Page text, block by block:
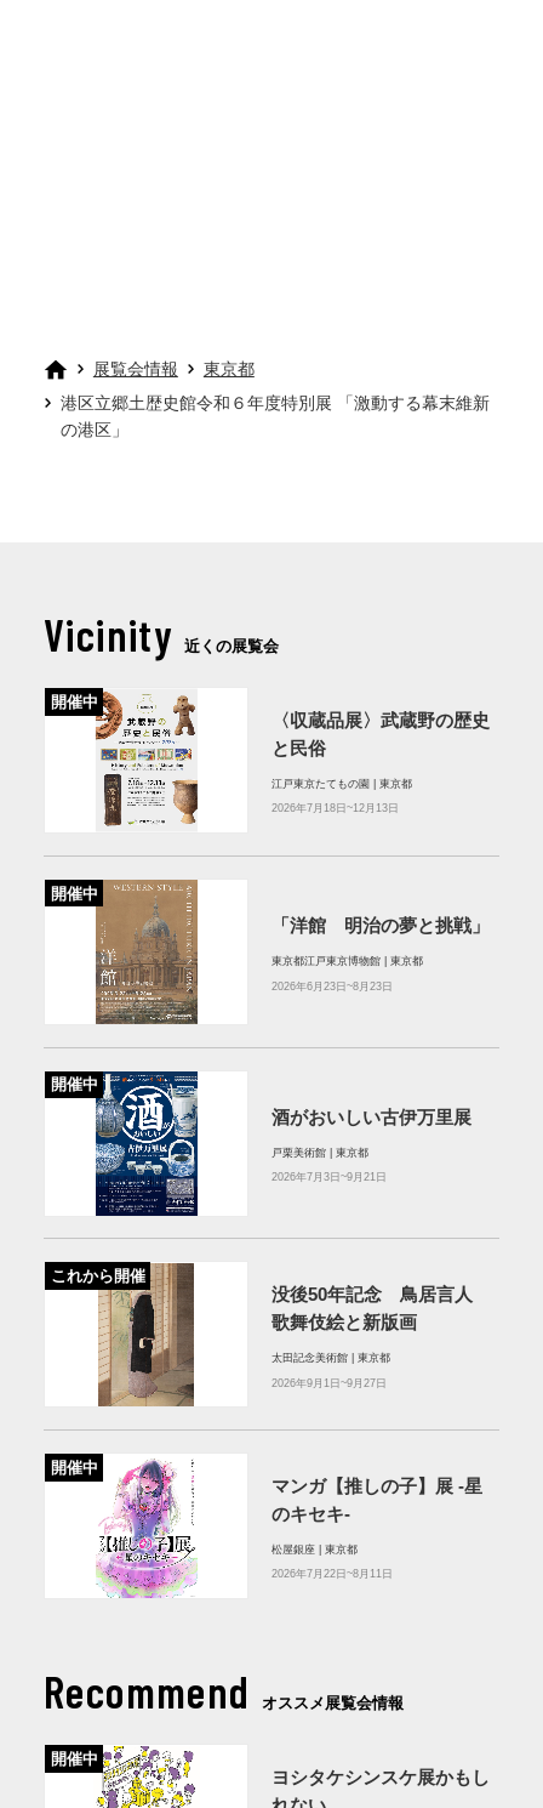
展覧会情報
東京都
港区立郷土歴史館令和６年度特別展 「激動する幕末維新
の港区」
Vicinity 近くの展覧会
開催中
〈収蔵品展〉武蔵野の歴史
と民俗
江戸東京たてもの園 | 東京都
2026年7月18日~12月13日
開催中
「洋館 明治の夢と挑戦」
東京都江戸東京博物館 | 東京都
2026年6月23日~8月23日
開催中
酒がおいしい古伊万里展
戸栗美術館 | 東京都
2026年7月3日~9月21日
これから開催
没後50年記念 鳥居言人
歌舞伎絵と新版画
太田記念美術館 | 東京都
2026年9月1日~9月27日
開催中
マンガ【推しの子】展 -星
のキセキ-
松屋銀座 | 東京都
2026年7月22日~8月11日
Recommend オススメ展覧会情報
開催中
ヨシタケシンスケ展かもし